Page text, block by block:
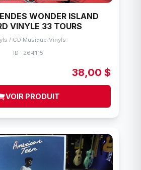
WONDER ISLAND
VINYLE 33 TOURS
/ CD Musique/Vinyls
ID : 264115
38,00 $
VOIR PRODUIT